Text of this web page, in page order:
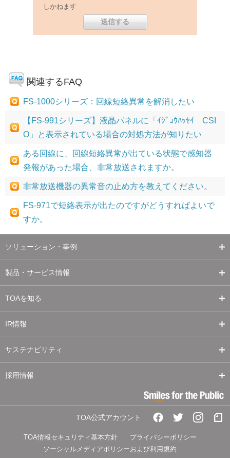
しかねます
関連するFAQ
FS-1000シリーズ：回線短絡異常を解消したい
【FS-991シリーズ】液晶パネルに「ｲｼﾞｮｳﾊｯｾｲ CSI
O」と表示されている場合の対処方法が知りたい
ある回線に、回線短絡異常が出ている状態で感知器
発報があった場合、非常放送されますか。
非常放送機器の異常音の止め方を教えてください。
FS-971で短絡表示が出たのですがどうすればよいで
すか。
ソリューション・事例
製品・サービス情報
TOAを知る
IR情報
サステナビリティ
採用情報
TOA公式アカウント
TOA情報セキュリティ基本方針
プライバシーポリシー
ソーシャルメディアポリシーおよび利用規約